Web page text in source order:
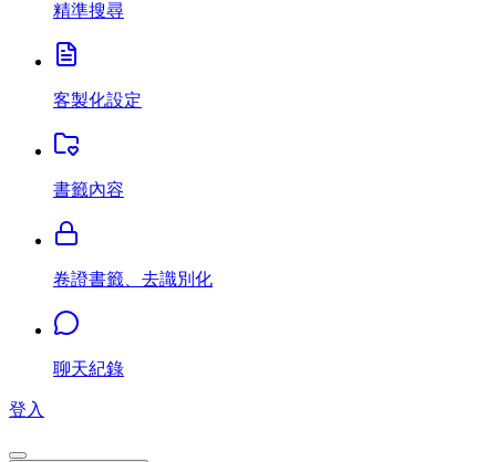
精準搜尋
客製化設定
書籤內容
卷證書籤、去識別化
聊天紀錄
登入